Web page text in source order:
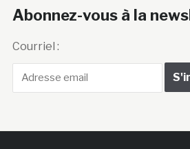
Abonnez-vous à la
Courriel :